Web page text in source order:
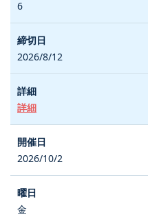
6
2026/8/12
詳細
2026/10/2
金